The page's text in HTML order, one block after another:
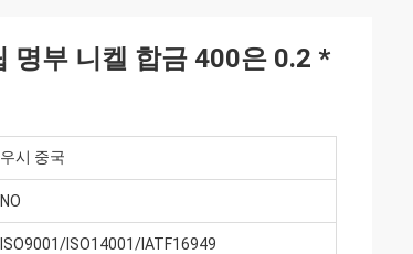
명부 니켈 합금 400은 0.2 *
우시 중국
NO
ISO9001/ISO14001/IATF16949